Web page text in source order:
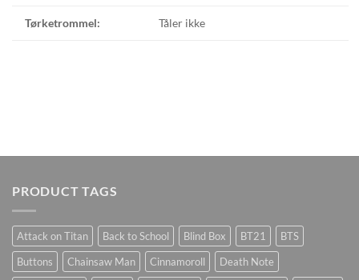
Tørketrommel: Tåler ikke
PRODUCT TAGS
Attack on Titan Back to School Blind Box BT21
BTS
Buttons
Chainsaw Man Cinnamoroll
Death Note